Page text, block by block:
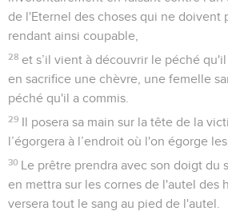
de l'Eternel des choses qui ne doivent
rendant ainsi coupable,
28 et s’il vient à découvrir le péché
en sacrifice une chèvre, une femelle
péché qu'il a commis.
29
Il posera sa main sur la tête de la
l’égorgera à l’endroit où l'on égorge
30
Le prêtre prendra avec son doigt du
en mettra sur les cornes de l'autel des
versera tout le sang au pied de l'autel.